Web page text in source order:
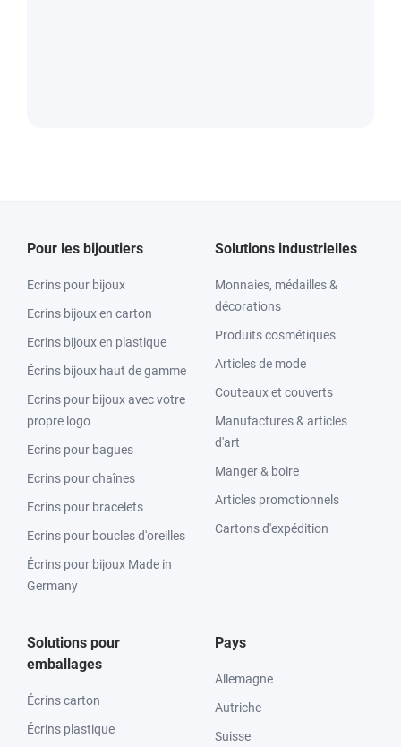
Pour les bijoutiers
Ecrins pour bijoux
Ecrins bijoux en carton
Ecrins bijoux en plastique
Écrins bijoux haut de gamme
Ecrins pour bijoux avec votre
propre logo
Ecrins pour bagues
Ecrins pour chaînes
Ecrins pour bracelets
Ecrins pour boucles d'oreilles
Écrins pour bijoux Made in
Germany
Solutions industrielles
Monnaies, médailles &
décorations
Produits cosmétiques
Articles de mode
Couteaux et couverts
Manufactures & articles
d'art
Manger & boire
Articles promotionnels
Cartons d'expédition
Solutions pour
emballages
Écrins carton
Écrins plastique
Pays
Allemagne
Autriche
Suisse